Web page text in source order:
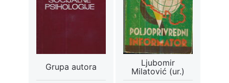
Grupa autora
Ljubomir
Milatović (ur.)